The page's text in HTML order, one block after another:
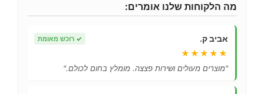
מה הלקוחות שלנו אומרים:
אביב ק. ✓ רוכש מאומת
★★★★★
"מוצרים מעולים ושירות פצצה. מומלץ בחום לכולם."